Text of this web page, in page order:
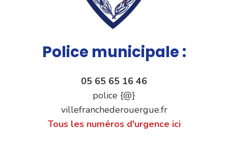
Police municipale :
05 65 65 16 46
police {@}
villefranchederouergue.fr
Tous les numéros d'urgence ici